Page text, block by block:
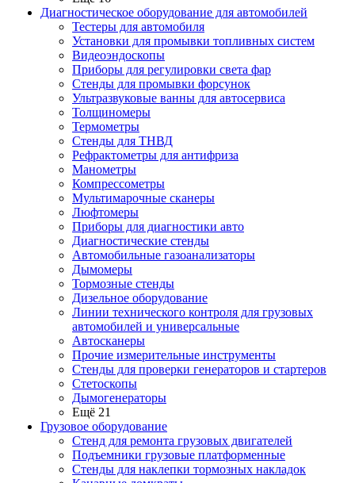
Диагностическое оборудование для автомобилей
Тестеры для автомобиля
Установки для промывки топливных систем
Видеоэндоскопы
Приборы для регулировки света фар
Стенды для промывки форсунок
Ультразвуковые ванны для автосервиса
Толщиномеры
Термометры
Стенды для ТНВД
Рефрактометры для антифриза
Манометры
Компрессометры
Мультимарочные сканеры
Люфтомеры
Приборы для диагностики авто
Диагностические стенды
Автомобильные газоанализаторы
Дымомеры
Тормозные стенды
Дизельное оборудование
Линии технического контроля для грузовых
автомобилей и универсальные
Автосканеры
Прочие измерительные инструменты
Стенды для проверки генераторов и стартеров
Стетоскопы
Дымогенераторы
Ещё 21
Грузовое оборудование
Стенд для ремонта грузовых двигателей
Подъемники грузовые платформенные
Стенды для наклепки тормозных накладок